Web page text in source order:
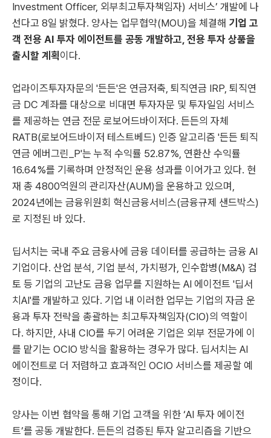
Investment Officer, 외부최고투자책임자) 서비스’ 개발에 나
선다고 8일 밝혔다. 양사는 업무협약(MOU)을 체결해 기업 고
객 전용 AI 투자 에이전트를 공동 개발하고, 전용 투자 상품을
출시할 계획이다.
업라이즈투자자문의 '든든'은 연금저축, 퇴직연금 IRP, 퇴직연
금 DC 계좌를 대상으로 비대면 투자자문 및 투자일임 서비스
를 제공하는 연금 전문 로보어드바이저다. 든든의 자체
RATB(로보어드바이저 테스트베드) 인증 알고리즘 '든든 퇴직
연금 에버그린_P'는 누적 수익률 52.87%, 연환산 수익률
16.64%를 기록하며 안정적인 운용 성과를 이어가고 있다. 현
재 총 4800억원의 관리자산(AUM)을 운용하고 있으며,
2024년에는 금융위원회 혁신금융서비스(금융규제 샌드박스)
로 지정된 바 있다.
딥서치는 국내 주요 금융사에 금융 데이터를 공급하는 금융 AI
기업이다. 산업 분석, 기업 분석, 가치평가, 인수합병(M&A) 검
토 등 기업의 고난도 금융 업무를 지원하는 AI 에이전트 '딥서
치AI'를 개발하고 있다. 기업 내 이러한 업무는 기업의 자금 운
용과 투자 전략을 총괄하는 최고투자책임자(CIO)의 역할이
다. 하지만, 사내 CIO를 두기 어려운 기업은 외부 전문가에 이
를 맡기는 OCIO 방식을 활용하는 경우가 많다. 딥서치는 AI
에이전트로 더 저렴하고 효과적인 OCIO 서비스를 제공할 예
정이다.
양사는 이번 협약을 통해 기업 고객을 위한 ‘AI 투자 에이전
트’를 공동 개발한다. 든든의 검증된 투자 알고리즘을 기반으